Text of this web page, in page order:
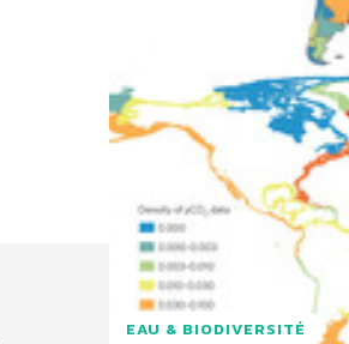
EAU & BIODIVERSITÉ